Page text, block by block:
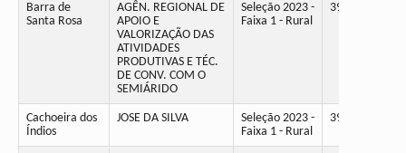
Barra de
Santa Rosa
AGÊN. REGIONAL DE
APOIO E
VALORIZAÇÃO DAS
ATIVIDADES
PRODUTIVAS E TÉC.
DE CONV. COM O
SEMIÁRIDO
Seleção 2023 -
Faixa 1 - Rural
39
Cachoeira dos
Índios
JOSE DA SILVA
Seleção 2023 -
Faixa 1 - Rural
39